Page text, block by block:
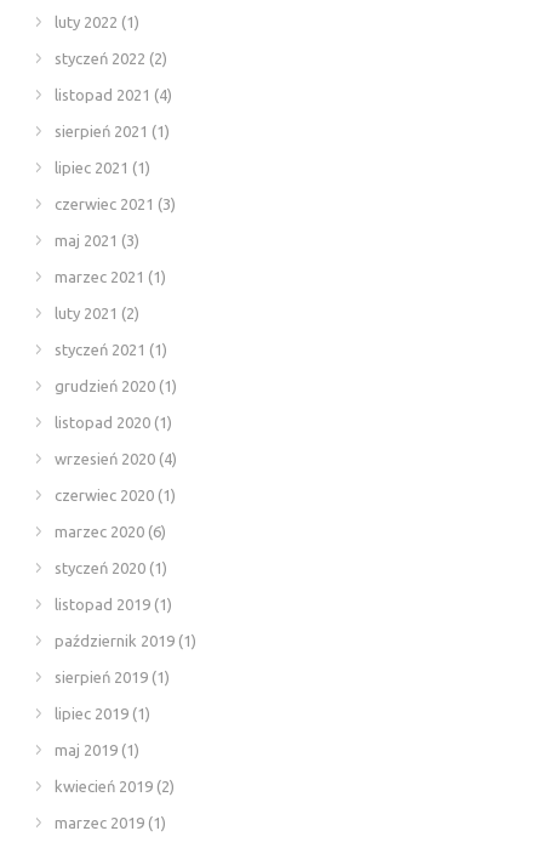
luty 2022 (1)
styczeń 2022 (2)
listopad 2021 (4)
sierpień 2021 (1)
lipiec 2021 (1)
czerwiec 2021 (3)
maj 2021 (3)
marzec 2021 (1)
luty 2021 (2)
styczeń 2021 (1)
grudzień 2020 (1)
listopad 2020 (1)
wrzesień 2020 (4)
czerwiec 2020 (1)
marzec 2020 (6)
styczeń 2020 (1)
listopad 2019 (1)
październik 2019 (1)
sierpień 2019 (1)
lipiec 2019 (1)
maj 2019 (1)
kwiecień 2019 (2)
marzec 2019 (1)